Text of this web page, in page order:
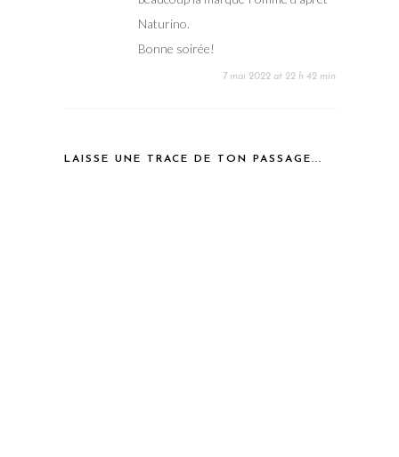
Naturino.
Bonne soirée!
7 mai 2022 at 22 h 42 min
LAISSE UNE TRACE DE TON PASSAGE...